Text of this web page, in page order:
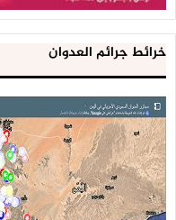
المبعوث الخاص للأمين
جوانب الهدنة بما فيها
واحترامها ومع أنه لن
مكتب المبعوث الخاص
التنسيق الذي يطلبه
خرائط جرائم العدوان